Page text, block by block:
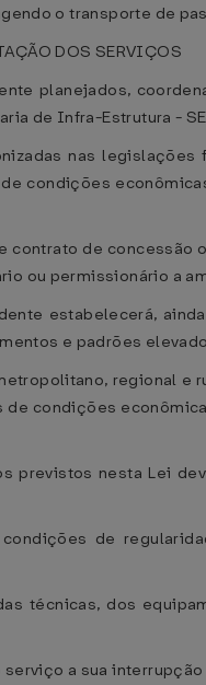
o transporte de
DOS SERVIÇOS
planejados,
de Infra-Estrutura -
nas
condições
contrato de
ou permissionário a
estabelecerá,
e padrões
regional
condições
previstos nesta Lei
de
técnicas, dos
a sua